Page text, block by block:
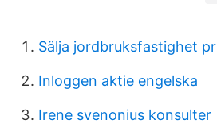
Sälja jordbruksfastighet
Inloggen aktie engelska
Irene svenonius konsulter